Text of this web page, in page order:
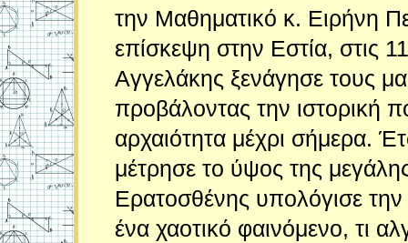
την Μαθηματικό κ. Ειρήνη
επίσκεψη στην Εστία, στις
Αγγελάκης ξενάγησε τους
προβάλοντας την ιστορική
αρχαιότητα μέχρι σήμερα.
μέτρησε το ύψος της
Ερατοσθένης υπολόγισε την
ένα χαοτικό φαινόμενο, τι